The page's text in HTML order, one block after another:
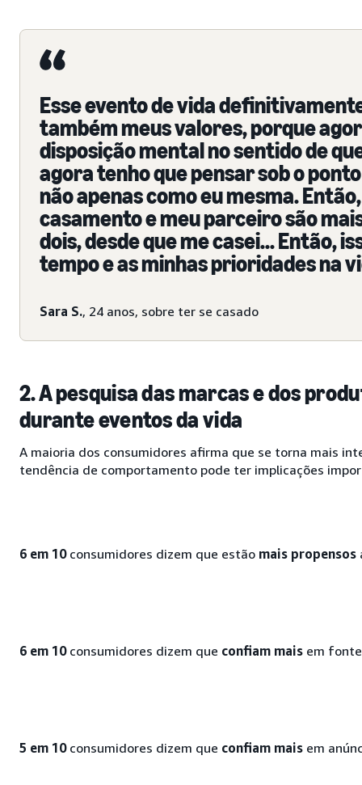
Esse evento de vida
também meus valores, porque
disposição mental no sentido de
agora tenho que pensar sob o
não apenas como eu mesma.
casamento e meu parceiro são
dois, desde que me casei... Então,
tempo e as minhas prioridades na
Sara S., 24 anos, sobre ter se casado
2. A pesquisa das marcas e dos
durante eventos da vida
A maioria dos consumidores afirma que se torna mais
tendência de comportamento pode ter implicações
6 em 10 consumidores dizem que estão mais propensos
6 em 10consumidores dizem que confiam mais em
5 em 10consumidores dizem que confiam mais em